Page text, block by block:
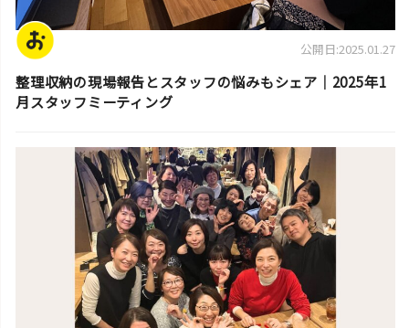
公開日:2025.01.27
整理収納の現場報告とスタッフの悩みもシェア｜2025年1
月スタッフミーティング
スタッフ活動日誌